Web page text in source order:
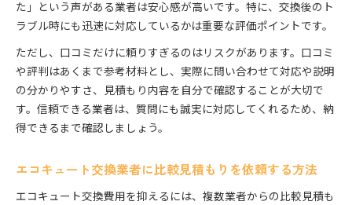
た」という声がある業者は安心感が高いです。特に、交換後のト
ラブル時にも迅速に対応しているかは重要な評価ポイントです。
ただし、口コミだけに頼りすぎるのはリスクがあります。口コミ
や評判はあくまで参考材料とし、実際に問い合わせて対応や説明
の分かりやすさ、見積もり内容を自分で確認することが大切で
す。信頼できる業者は、質問にも誠実に対応してくれるため、納
得できるまで確認しましょう。
エコキュート交換業者に比較見積もりを依頼する方法
エコキュート交換費用を抑えるには、複数業者からの比較見積も